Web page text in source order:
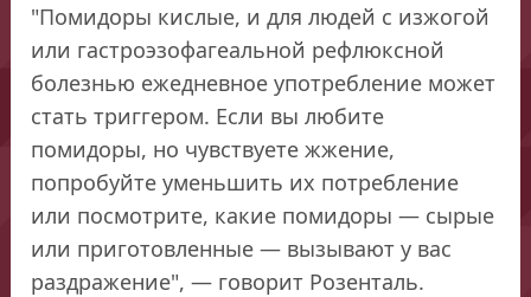
"Помидоры кислые, и для людей с изжогой
или гастроэзофагеальной рефлюксной
болезнью ежедневное употребление может
стать триггером. Если вы любите
помидоры, но чувствуете жжение,
попробуйте уменьшить их потребление
или посмотрите, какие помидоры — сырые
или приготовленные — вызывают у вас
раздражение", — говорит Розенталь.